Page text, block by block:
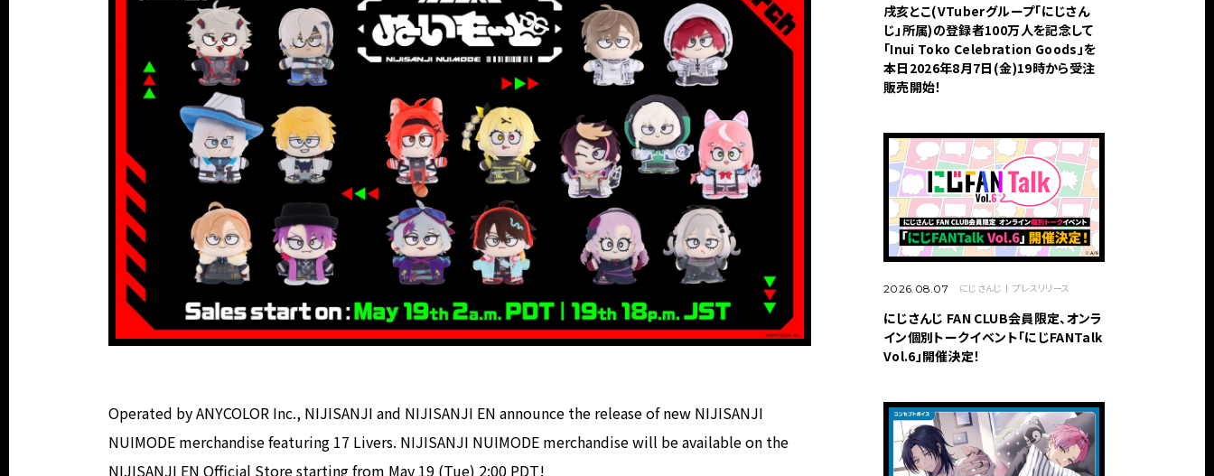
Operated by ANYCOLOR Inc., NIJISANJI and NIJISANJI EN announce the release of new NIJISANJI
NUIMODE merchandise featuring 17 Livers. NIJISANJI NUIMODE merchandise will be available on the
NIJISANJI EN Official Store starting from May 19 (Tue) 2:00 PDT!
戌亥とこ(VTuberグループ「にじさん
じ」所属)の登録者100万人を記念して
「Inui Toko Celebration Goods」を
本日2026年8月7日(金)19時から受注
販売開始！
2026.08.07 にじさんじ プレスリリース
にじさんじ FAN CLUB会員限定、オンラ
イン個別トークイベント「にじFANTalk
Vol.6」開催決定！